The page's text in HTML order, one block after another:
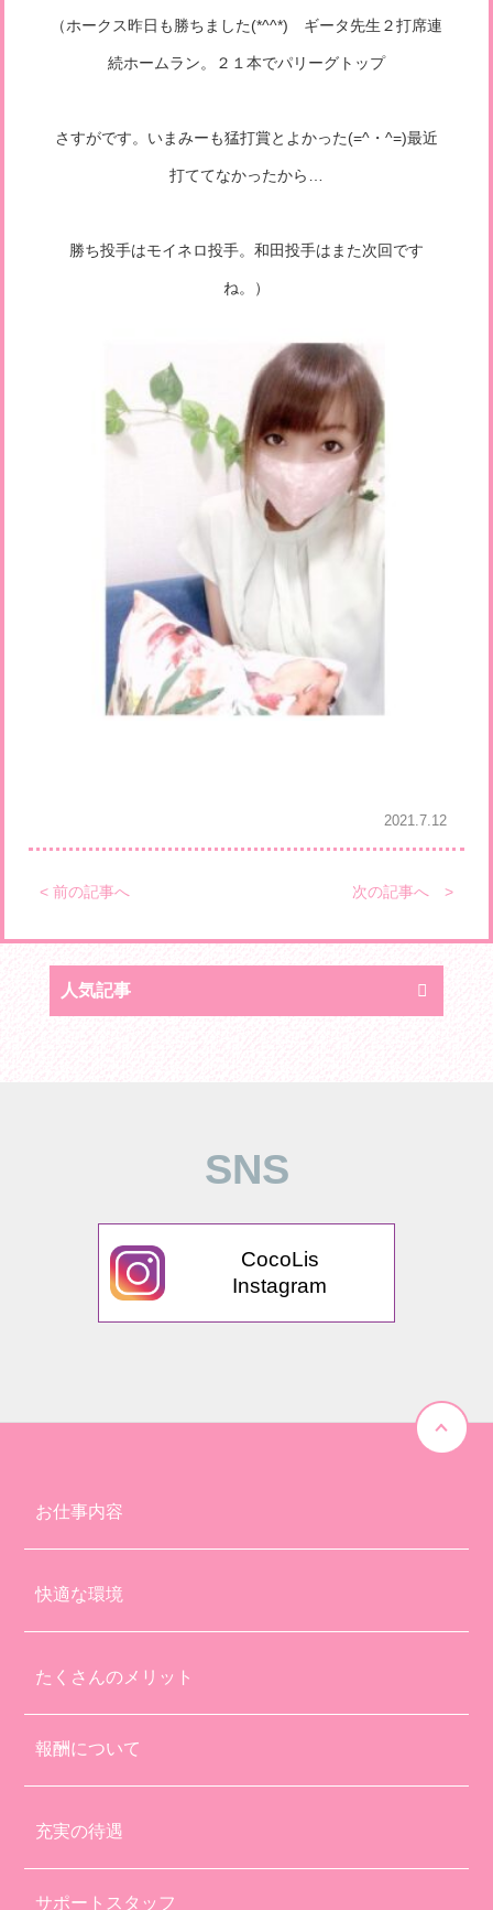
（ホークス昨日も勝ちました(*^^*) ギータ先生２打席連
続ホームラン。２１本でパリーグトップ
さすがです。いまみーも猛打賞とよかった(=^・^=)最近
打ててなかったから…
勝ち投手はモイネロ投手。和田投手はまた次回です
ね。）
2021.7.12
< 前の記事へ 次の記事へ >
人気記事
SNS
CocoLis
Instagram
お仕事内容
快適な環境
たくさんのメリット
報酬について
充実の待遇
サポートスタッフ